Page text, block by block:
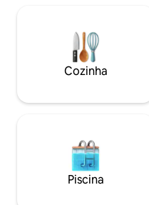
comodidades. Está
da Ístria, o que a torna
base para explorar toda a
Estacionamento coberto
Cozinha
Piscina